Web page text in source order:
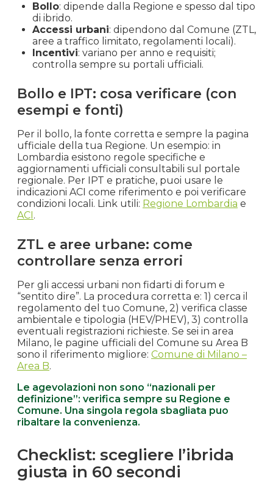
Bollo: dipende dalla Regione e spesso dal tipo
di ibrido.
Accessi urbani: dipendono dal Comune (ZTL,
aree a traffico limitato, regolamenti locali).
Incentivi: variano per anno e requisiti;
controlla sempre su portali ufficiali.
Bollo e IPT: cosa verificare (con
esempi e fonti)
Per il bollo, la fonte corretta e sempre la pagina
ufficiale della tua Regione. Un esempio: in
Lombardia esistono regole specifiche e
aggiornamenti ufficiali consultabili sul portale
regionale. Per IPT e pratiche, puoi usare le
indicazioni ACI come riferimento e poi verificare
condizioni locali. Link utili: Regione Lombardia e
ACI.
ZTL e aree urbane: come
controllare senza errori
Per gli accessi urbani non fidarti di forum e
“sentito dire”. La procedura corretta e: 1) cerca il
regolamento del tuo Comune, 2) verifica classe
ambientale e tipologia (HEV/PHEV), 3) controlla
eventuali registrazioni richieste. Se sei in area
Milano, le pagine ufficiali del Comune su Area B
sono il riferimento migliore: Comune di Milano –
Area B.
Le agevolazioni non sono “nazionali per
definizione”: verifica sempre su Regione e
Comune. Una singola regola sbagliata puo
ribaltare la convenienza.
Checklist: scegliere l’ibrida
giusta in 60 secondi